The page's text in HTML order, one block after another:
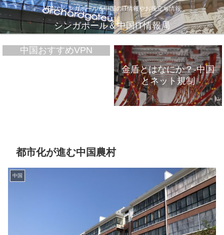
VPNやシンガポール＆中国のIT情報やお役立ち情報
シンガポール＆中国IT情報局
中国おすすめVPN
金盾とはなにか？-中国
とネット規制
都市化が進む中国農村
中国